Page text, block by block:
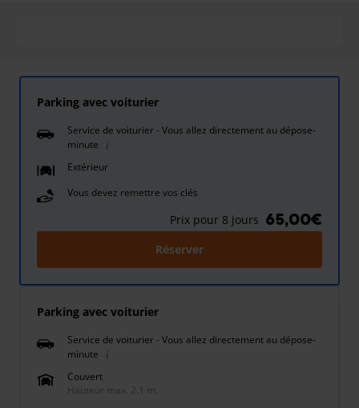
Parking avec voiturier
Service de voiturier - Vous allez directement au dépose-
minute
Extérieur
Vous devez remettre vos clés
Prix pour 8 jours 65,00€
Réserver
Parking avec voiturier
Service de voiturier - Vous allez directement au dépose-
minute
Couvert
Hauteur max. 2.1 m.